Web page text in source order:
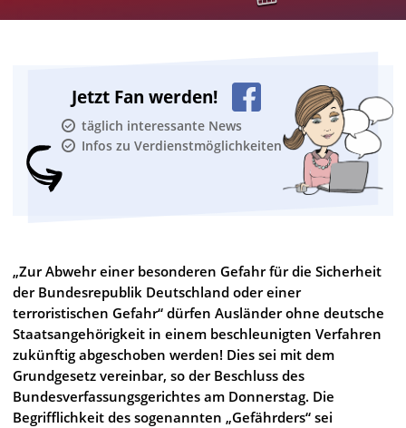
Jetzt Fan werden!
täglich interessante News
Infos zu Verdienstmöglichkeiten
„Zur Abwehr einer besonderen Gefahr für die Sicherheit
der Bundesrepublik Deutschland oder einer
terroristischen Gefahr“ dürfen Ausländer ohne deutsche
Staatsangehörigkeit in einem beschleunigten Verfahren
zukünftig abgeschoben werden! Dies sei mit dem
Grundgesetz vereinbar, so der Beschluss des
Bundesverfassungsgerichtes am Donnerstag. Die
Begrifflichkeit des sogenannten „Gefährders“ sei